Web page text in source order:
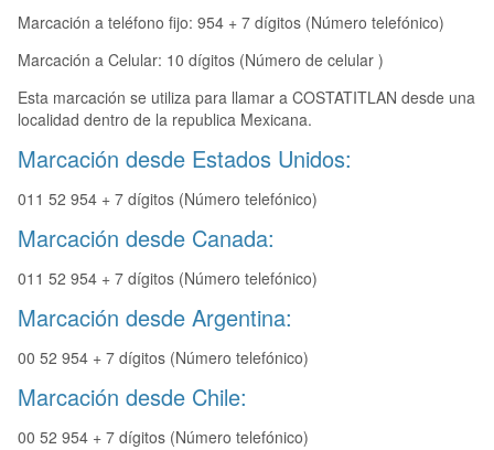
Marcación a teléfono fijo: 954 + 7 dígitos (Número telefónico)
Marcación a Celular: 10 dígitos (Número de celular )
Esta marcación se utiliza para llamar a COSTATITLAN desde una
localidad dentro de la republica Mexicana.
Marcación desde Estados Unidos:
011 52 954 + 7 dígitos (Número telefónico)
Marcación desde Canada:
011 52 954 + 7 dígitos (Número telefónico)
Marcación desde Argentina:
00 52 954 + 7 dígitos (Número telefónico)
Marcación desde Chile:
00 52 954 + 7 dígitos (Número telefónico)